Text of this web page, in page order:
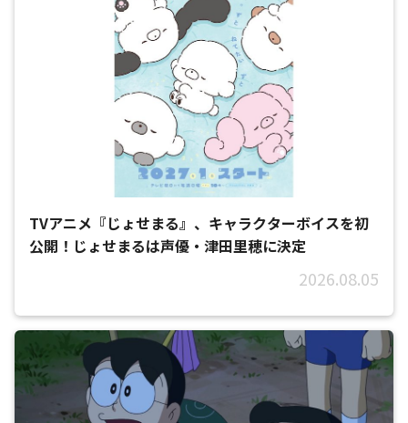
TVアニメ『じょせまる』、キャラクターボイスを初
公開！じょせまるは声優・津田里穂に決定
2026.08.05